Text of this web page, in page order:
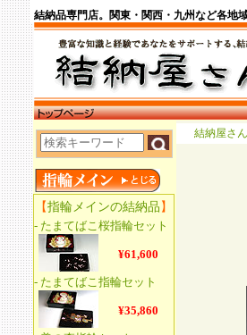
結納品専門店。関東・関西・九州など各地
結納屋さ